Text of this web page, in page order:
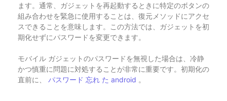
ます。通常、ガジェットを再起動するときに特定のボタンの
組み合わせを緊急に使用することは、復元メソッドにアクセ
スできることを意味します。この方法では、ガジェットを初
期化せずにパスワードを変更できます。
モバイル ガジェットのパスワードを無視した場合は、冷静
かつ慎重に問題に対処することが非常に重要です。初期化の
直前に、 パスワード 忘れ た android 。